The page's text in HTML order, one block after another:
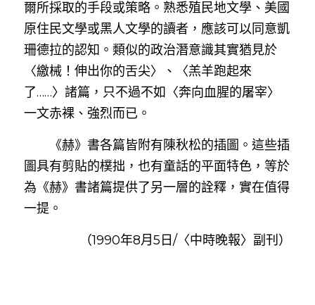
爾所採取的手段或策略。熟悉殖民地文學、美國
原住民文學或黑人文學的讀者，應該可以同意凱
珊德拉的認知。類似的政治潛意識其實猶見於
〈繳械！伸出你的舌尖〉、〈羔羊跑起來
了……〉諸篇，只不過不如〈奔向血腥的屠宰〉
一文赤裸、強烈而已。
《赫》書各篇皆附有陳秋松的插圖。這些插
圖具有剪貼的樸拙，也有童話的平面特色，等於
為《赫》書諸篇提供了另一層的詮釋，實在值得
一提。
（1990年8月5日/〈中時晚報〉副刊）